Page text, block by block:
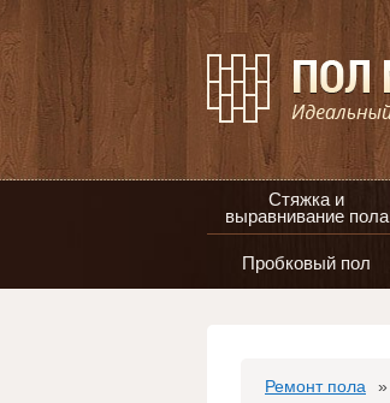
Стяжка и
выравнивание пола
Пробковый пол
Ремонт пола »